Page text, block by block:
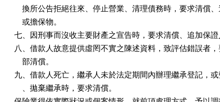
換所公告拒絕往來、停止營業、清理債務時，要求清償
    或擔保物。
七、因刑事而沒收主要財產之宣告時，要求清償、追加保
八、借款人故意提供虛罔不實之陳述資料，致評估錯誤者
    部清償。
九、借款人死亡，繼承人未於法定期間內辦理繼承登記，
    、拋棄繼承時，要求清償。